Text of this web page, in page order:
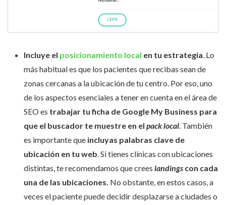
Incluye el posicionamiento local en tu estrategia. Lo
más habitual es que los pacientes que recibas sean de
zonas cercanas a la ubicación de tu centro. Por eso, uno
de los aspectos esenciales a tener en cuenta en el área de
SEO es trabajar tu ficha de Google My Business para
que el buscador te muestre en el pack local. También
es importante que incluyas palabras clave de
ubicación en tu web. Si tienes clínicas con ubicaciones
distintas, te recomendamos que crees landings con cada
una de las ubicaciones. No obstante, en estos casos, a
veces el paciente puede decidir desplazarse a ciudades o